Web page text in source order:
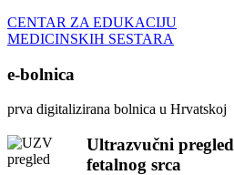
CENTAR ZA EDUKACIJU
MEDICINSKIH SESTARA
e-bolnica
prva digitalizirana bolnica u Hrvatskoj
Ultrazvučni pregled
fetalnog srca